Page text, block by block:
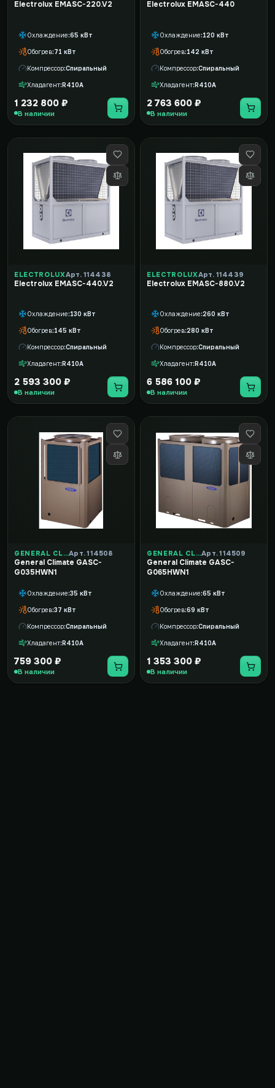
Electrolux EMASC-220.V2
Охлаждение 65 кВт
Обогрев 71 кВт
Компрессор Спиральный
Хладагент R410A
1 232 800 ₽
В наличии
Electrolux EMASC-440
Охлаждение 120 кВт
Обогрев 142 кВт
Компрессор Спиральный
Хладагент R410A
2 763 600 ₽
В наличии
ELECTROLUXАрт. 114438
Electrolux EMASC-440.V2
Охлаждение 130 кВт
Обогрев 145 кВт
Компрессор Спиральный
Хладагент R410A
2 593 300 ₽
В наличии
ELECTROLUXАрт. 114439
Electrolux EMASC-880.V2
Охлаждение 260 кВт
Обогрев 280 кВт
Компрессор Спиральный
Хладагент R410A
6 586 100 ₽
В наличии
GENERAL CLIMATEАрт. 114508
General Climate GASC-
G035HWN1
Охлаждение 35 кВт
Обогрев 37 кВт
Компрессор Спиральный
Хладагент R410A
759 300 ₽
В наличии
GENERAL CLIMATEАрт. 114509
General Climate GASC-
G065HWN1
Охлаждение 65 кВт
Обогрев 69 кВт
Компрессор Спиральный
Хладагент R410A
1 353 300 ₽
В наличии